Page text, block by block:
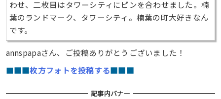
わせ、二枚目はタワーシティにピンを合わせました。楠
葉のランドマーク、タワーシティ。楠葉の町大好きなん
です。
annspapaさん、ご投稿ありがとうございました！
■■■枚方フォトを投稿する■■■
記事内バナー